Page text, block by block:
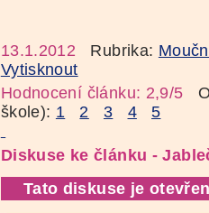
13.1.2012 Rubrika:
Vytisknout
Hodnocení článku: 2,9/5
škole): 1 2 3 4 5
Diskuse ke článku -
Tato diskuse je